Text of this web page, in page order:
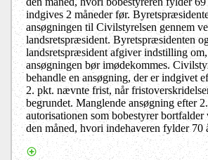
indgives 2 måneder før.
ansøgningen til Civilstyrelsen gennem
landsretspræsident. Byretspræsidenten
landsretspræsident afgiver indstilling
ansøgningen bør imødekommes.
behandle en ansøgning, der er indgivet
2. pkt. nævnte frist, når
begrundet. Manglende ansøgning efter
autorisationen som bobestyrer bortfalder
den måned, hvori indehaveren fylder 70